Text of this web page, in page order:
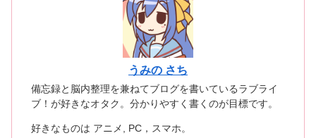
うみの さち
備忘録と脳内整理を兼ねてブログを書いているラブライ
ブ！が好きなオタク。分かりやすく書くのが目標です。
好きなものは アニメ, PC，スマホ。